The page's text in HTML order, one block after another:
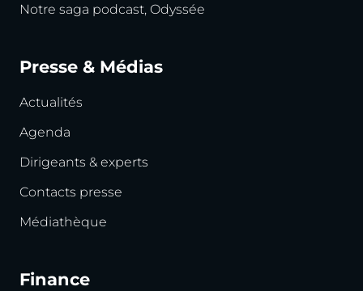
Notre saga podcast, Odyssée
Presse & Médias
Actualités
Agenda
Dirigeants & experts
Contacts presse
Médiathèque
Finance